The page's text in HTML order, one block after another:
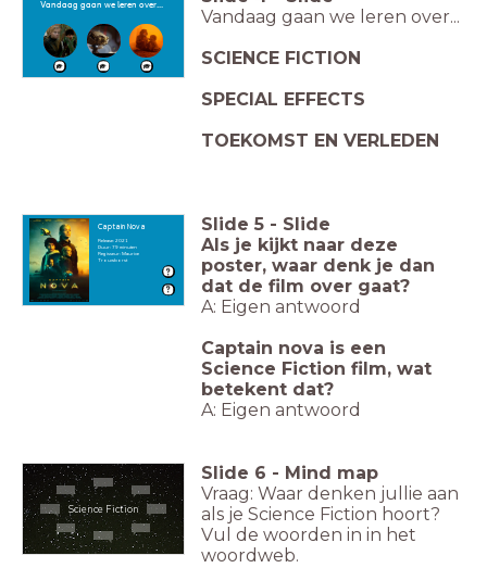
Special
Effects
Science
Fiction
Vandaag gaan we leren over...
Toekomst
en
verleden
Vandaag gaan we leren over...
SCIENCE FICTION
SPECIAL EFFECTS
TOEKOMST EN VERLEDEN
Release: 2021
Duur: 79 minuten
Regisseur: Maurice
Trouwborst
Captain Nova Slide 5 - Slide
Als je kijkt naar deze
poster, waar denk je dan
dat de film over gaat?
A: Eigen antwoord
Captain nova is een
Science Fiction film, wat
betekent dat?
A: Eigen antwoord
Science Fiction
Slide 6 - Mind map
Vraag: Waar denken jullie aan
als je Science Fiction hoort?
Vul de woorden in in het
woordweb.